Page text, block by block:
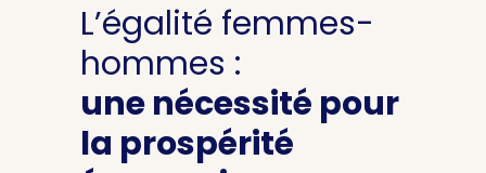
L’égalité femmes-
hommes :
une nécessité pour
la prospérité